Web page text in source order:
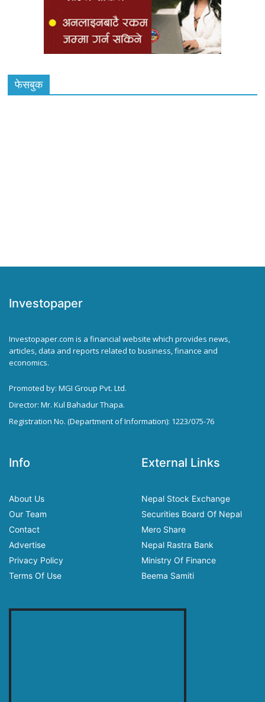
फेसबुक
Investopaper
Investopaper.com is a financial website which provides news,
articles, data and reports related to business, finance and
economics.
Promoted by: MGI Group Pvt. Ltd.
Director: Mr. Kul Bahadur Thapa.
Registration No. (Department of Information): 1223/075-76
Info
About Us
Our Team
Contact
Advertise
Privacy Policy
Terms Of Use
External Links
Nepal Stock Exchange
Securities Board Of Nepal
Mero Share
Nepal Rastra Bank
Ministry Of Finance
Beema Samiti